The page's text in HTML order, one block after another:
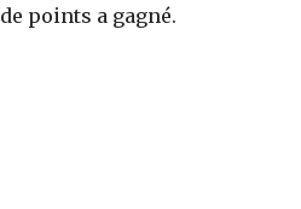
points a gagné.